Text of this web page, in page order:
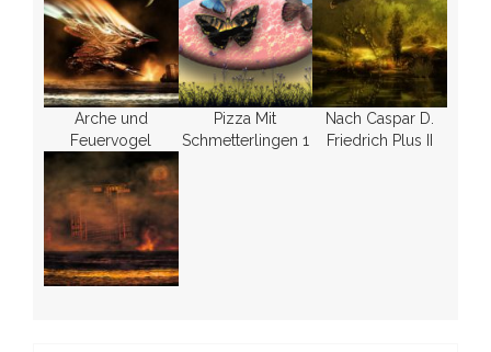
Arche und
Feuervogel
Pizza Mit
Schmetterlingen 1
Nach Caspar D.
Friedrich Plus II